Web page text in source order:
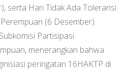
serta Hari Tidak Ada Toleransi
(6 Desember).
Partisipasi
menerangkan bahwa
peringatan 16HAKTP di